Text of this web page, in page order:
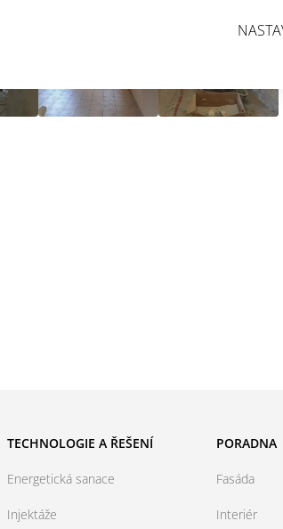
TECHNOLOGIE A ŘEŠENÍ
Energetická sanace
Injektáže
PORADNA
Fasáda
Interiér